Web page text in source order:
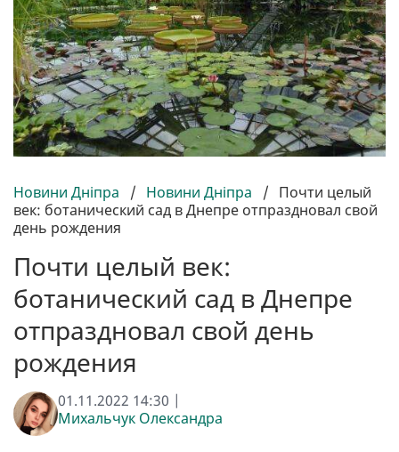
Новини Дніпра / Новини Дніпра / Почти целый
век: ботанический сад в Днепре отпраздновал свой
день рождения
Почти целый век:
ботанический сад в Днепре
отпраздновал свой день
рождения
01.11.2022 14:30 |
Михальчук Олександра